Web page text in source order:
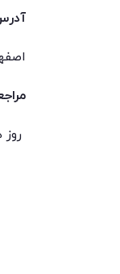
اصفهان
روز